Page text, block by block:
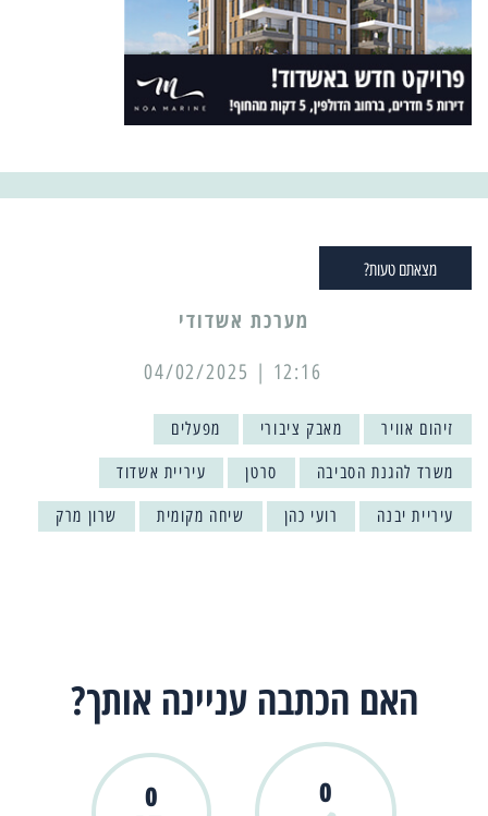
מצאתם טעות?
מערכת אשדודי
12:16 | 04/02/2025
זיהום אוויר מאבק ציבורי מפעלים
משרד להגנת הסביבה סרטן עיריית אשדוד
עיריית יבנה רועי כהן שיחה מקומית שרון מרק
האם הכתבה עניינה אותך?
0
0